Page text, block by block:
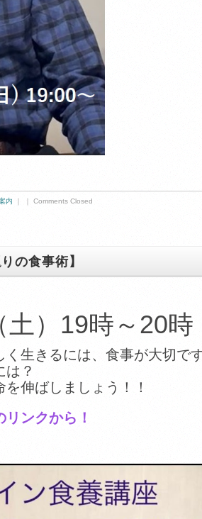
内 Comments Closed
の食事術】
）19時～20時
生きるには、食事が大切です
は？
伸ばしましょう！！
ンクから！